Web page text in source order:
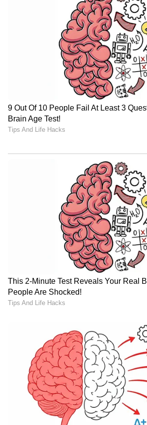
തിരഞ്ഞെടുപ്പിൽ വൈഭവിന്റെ
ഏറ്റവും ഗുണകരമായ
കൈക്കൊള്ളുമെന്നും സൈകിയ
വൈഭവ് അസാധാരണ
അവൻ വലിയ നേട്ടങ്ങൾ
സൈകിയ പ്രതീക്ഷ പ്രകടിപ്പിച്ചു.
അയർലൻഡ് പര്യടനം
ജൂൺ 26, 28 തീയതികളിലാണ്
അതിനുശേഷം ടീം
ഈ ആഴ്ച അവസാനം
ആരംഭിക്കുന്ന
ടെസ്റ്റിനിടെ പര്യടനത്തിനുള്ള
പ്രഖ്യാപിക്കുമെന്നാണ്
എന്തായാലും വൈഭവ്
ജേഴ്സിയിൽ അരങ്ങേറ്റം
കാണാൻ കാത്തിരിക്കുകയാണ്